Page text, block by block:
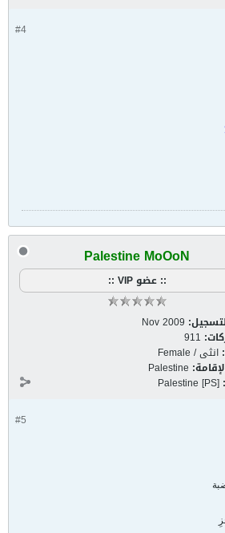
#4
Palestine MoOoN
:: عضو VIP ::
Nov 2009
911
انثى / Female
Palestine
Palestine [PS]
#5